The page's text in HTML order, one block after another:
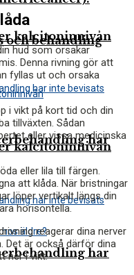
kalcitoninnivån
har
och behandling
kalcitoninnivån
har
hud som orsakar
Denna rivning gör att
fyllas ut och orsaka
i vikt på kort tid och din
tillväxten. Sådan
eller vissa medicinska
eller lila till färgen.
att klåda. När bristningar
löper vertikalt längs din
horisontella.
reagerar dina nerver
Det är också därför dina
ner i vikt.